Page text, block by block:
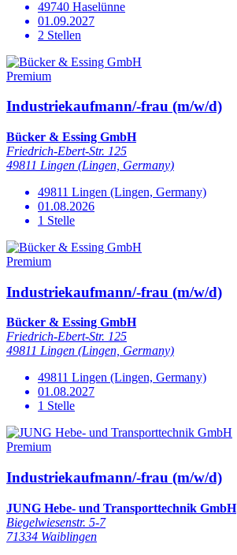
49740 Haselünne
01.09.2027
2 Stellen
Premium
Industriekaufmann/-frau (m/w/d)
Bücker & Essing GmbH
Friedrich-Ebert-Str. 125
49811 Lingen (Lingen, Germany)
49811 Lingen (Lingen, Germany)
01.08.2026
1 Stelle
Premium
Industriekaufmann/-frau (m/w/d)
Bücker & Essing GmbH
Friedrich-Ebert-Str. 125
49811 Lingen (Lingen, Germany)
49811 Lingen (Lingen, Germany)
01.08.2027
1 Stelle
Premium
Industriekaufmann/-frau (m/w/d)
JUNG Hebe- und Transporttechnik GmbH
Biegelwiesenstr. 5-7
71334 Waiblingen